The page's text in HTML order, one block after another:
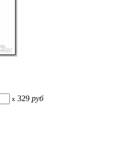
x 329 руб